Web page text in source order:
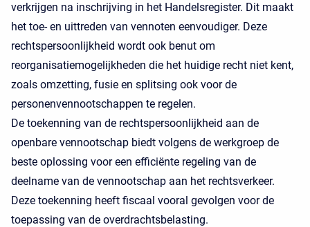
verkrijgen na inschrijving in het Handelsregister. Dit maakt
het toe- en uittreden van vennoten eenvoudiger. Deze
rechtspersoonlijkheid wordt ook benut om
reorganisatiemogelijkheden die het huidige recht niet kent,
zoals omzetting, fusie en splitsing ook voor de
personenvennootschappen te regelen.
De toekenning van de rechtspersoonlijkheid aan de
openbare vennootschap biedt volgens de werkgroep de
beste oplossing voor een efficiënte regeling van de
deelname van de vennootschap aan het rechtsverkeer.
Deze toekenning heeft fiscaal vooral gevolgen voor de
toepassing van de overdrachtsbelasting.